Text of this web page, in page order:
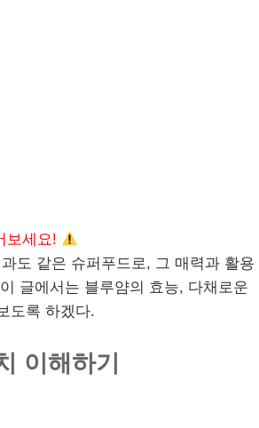
보세요!
도 같은 슈퍼푸드로, 그 매력과 활용
글에서는 블루얌의 효능, 다채로운
도록 하겠다.
이해하기